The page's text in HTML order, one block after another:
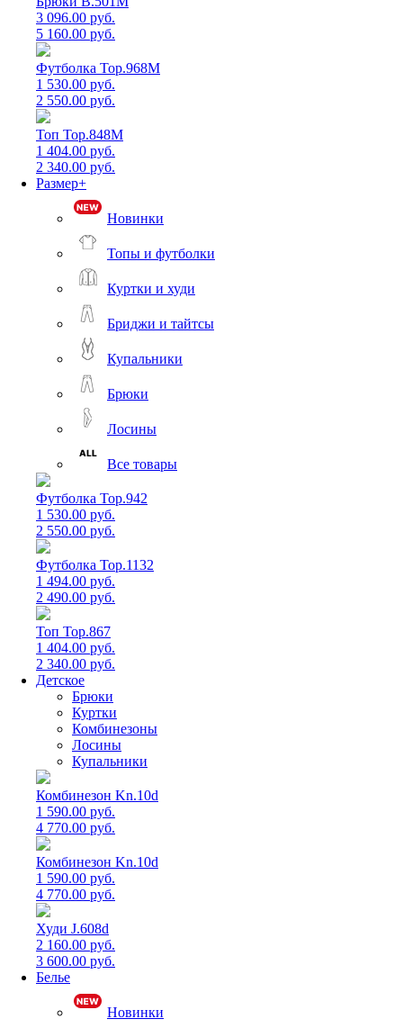
3 096.00 руб.
5 160.00 руб.
Футболка Top.968M
1 530.00 руб.
2 550.00 руб.
Топ Top.848M
1 404.00 руб.
2 340.00 руб.
Размер+
Новинки
Топы и футболки
Куртки и худи
Бриджи и тайтсы
Купальники
Брюки
Лосины
Все товары
Футболка Top.942
1 530.00 руб.
2 550.00 руб.
Футболка Top.1132
1 494.00 руб.
2 490.00 руб.
Топ Top.867
1 404.00 руб.
2 340.00 руб.
Детское
Брюки
Куртки
Комбинезоны
Лосины
Купальники
Комбинезон Kn.10d
1 590.00 руб.
4 770.00 руб.
Комбинезон Kn.10d
1 590.00 руб.
4 770.00 руб.
Худи J.608d
2 160.00 руб.
3 600.00 руб.
Белье
Новинки